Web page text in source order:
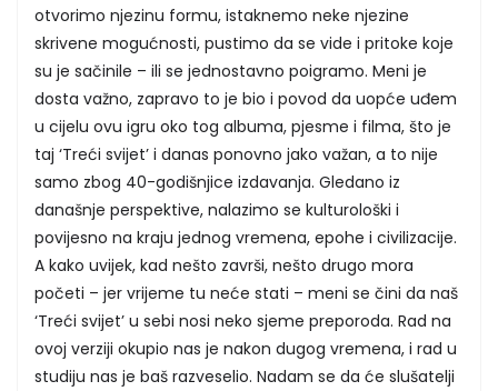
otvorimo njezinu formu, istaknemo neke njezine
skrivene mogućnosti, pustimo da se vide i pritoke koje
su je sačinile – ili se jednostavno poigramo. Meni je
dosta važno, zapravo to je bio i povod da uopće uđem
u cijelu ovu igru oko tog albuma, pjesme i filma, što je
taj ‘Treći svijet’ i danas ponovno jako važan, a to nije
samo zbog 40-godišnjice izdavanja. Gledano iz
današnje perspektive, nalazimo se kulturološki i
povijesno na kraju jednog vremena, epohe i civilizacije.
A kako uvijek, kad nešto završi, nešto drugo mora
početi – jer vrijeme tu neće stati – meni se čini da naš
‘Treći svijet’ u sebi nosi neko sjeme preporoda. Rad na
ovoj verziji okupio nas je nakon dugog vremena, i rad u
studiju nas je baš razveselio. Nadam se da će slušatelji